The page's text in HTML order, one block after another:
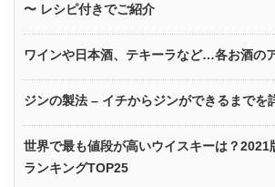
〜 レシピ付きでご紹介
ワインや日本酒、テキーラなど…各お酒の
ジンの製法 – イチからジンができるまでを
世界で最も値段が高いウイスキーは？2021
ランキングTOP25